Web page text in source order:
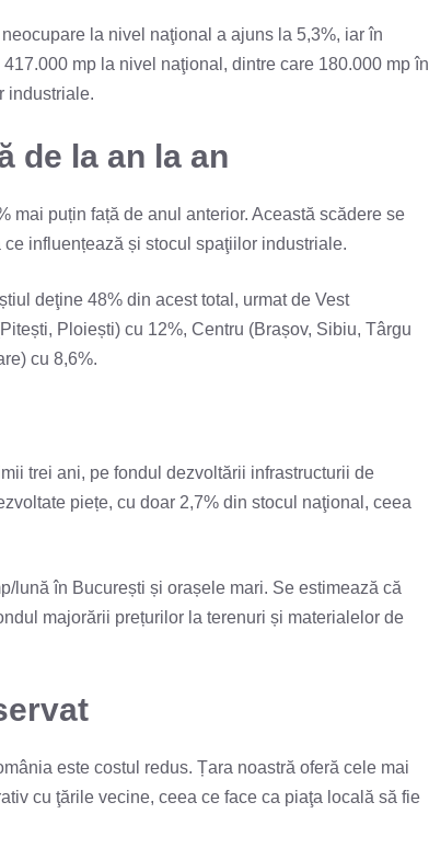
la nivel naţional a ajuns la 5,3%, iar în
mp la nivel naţional, dintre care 180.000 mp în
industriale.
de la an la an
mai puțin față de anul anterior. Această scădere se
influențează și stocul spaţiilor industriale.
deţine 48% din acest total, urmat de Vest
Ploiești) cu 12%, Centru (Brașov, Sibiu, Târgu
cu 8,6%.
trei ani, pe fondul dezvoltării infrastructurii de
piețe, cu doar 2,7% din stocul naţional, ceea
lună în București și orașele mari. Se estimează că
majorării prețurilor la terenuri și materialelor de
este costul redus. Țara noastră oferă cele mai
cu ţările vecine, ceea ce face ca piaţa locală să fie